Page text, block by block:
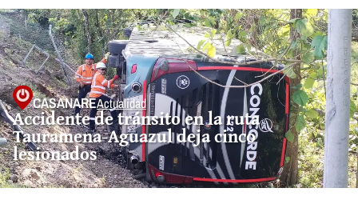
CASANAREActualidad
Accidente de tránsito en la ruta
Tauramena-Aguazul deja cinco
lesionados